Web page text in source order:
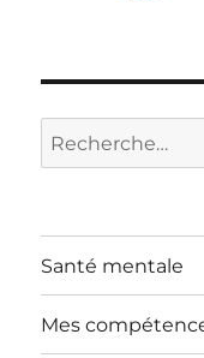
Recherche
pour :
Santé mentale
Mes